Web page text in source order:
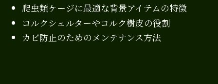
爬虫類ケージに最適な背景アイテムの特徴
コルクシェルターやコルク樹皮の役割
カビ防止のためのメンテナンス方法